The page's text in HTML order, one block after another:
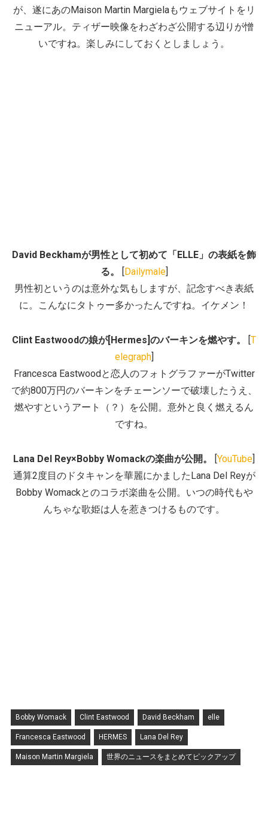
が、遂にあのMaison Martin Margielaもウェブサイトをリ
ニューアル。ティザー映像をわざわざ公開する辺りが憎
いですね。楽しみにしておくとしましょう。
David Beckhamが男性として初めて「ELLE」の表紙を飾
る。
Dailymale]
男性初というのは意外な気もしますが、記念すべき表紙
に。こんなにタトゥー多かったんですね。イケメン！
Clint Eastwoodの娘が[Hermes]のバーキンを燃やす。
T
elegraph]
Francesca Eastwoodと恋人のフォトグラファーがTwitter
で約800万円のバーキンをチェーンソーで破壊したうえ、
燃やすというアート（？）を公開。意外と良く燃えるん
ですね。
Lana Del Rey×Bobby Womackの楽曲が公開。 YouTube
通算2度目のドタキャンを華麗にかましたLana Del Reyが
Bobby Womackとのコラボ楽曲を公開。いつの時代もや
んちゃな歌姫は人を惹きつけるものです。
Bobby Womack Clint Eastwood David Beckham elle
Francesca Eastwood HERMES Lana Del Rey
Maison Martin Margiela 世界のニュースをまとめてピックアップ